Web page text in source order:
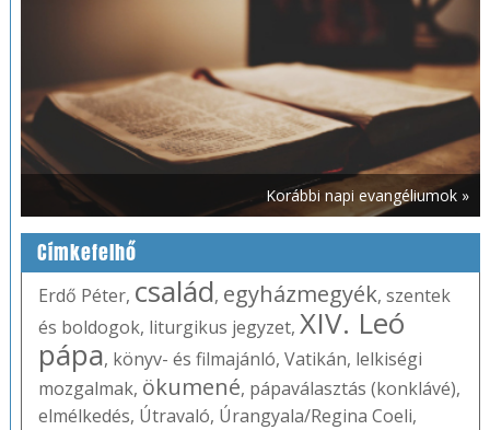
Korábbi napi evangéliumok »
Címkefelhő
Erdő Péter, család, egyházmegyék, szentek
és boldogok, liturgikus jegyzet, XIV. Leó
pápa, könyv- és filmajánló, Vatikán, lelkiségi
mozgalmak, ökumené, pápaválasztás (konklávé),
elmélkedés, Útravaló, Úrangyala/Regina Coeli,